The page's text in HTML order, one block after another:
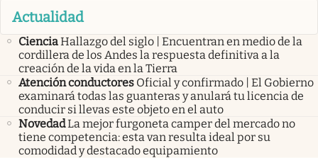
Actualidad
CienciaHallazgo del siglo | Encuentran en medio de la
cordillera de los Andes la respuesta definitiva a la
creación de la vida en la Tierra
Atención conductores Oficial y confirmado | El Gobierno
examinará todas las guanteras y anulará tu licencia de
conducir si llevas este objeto en el auto
NovedadLa mejor furgoneta camper del mercado no
tiene competencia: esta van resulta ideal por su
comodidad y destacado equipamiento